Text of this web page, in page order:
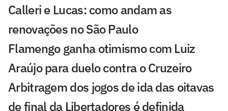
Calleri e Lucas: como andam as
renovações no São Paulo
Flamengo ganha otimismo com Luiz
Araújo para duelo contra o Cruzeiro
Arbitragem dos jogos de ida das oitavas
de final da Libertadores é definida